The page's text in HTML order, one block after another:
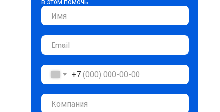
в этом помочь
+7